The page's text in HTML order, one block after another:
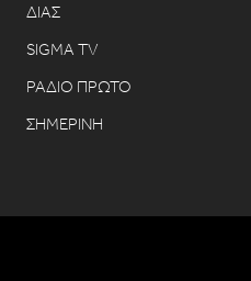
ΔΙΑΣ
SIGMA TV
ΡΑΔΙΟ ΠΡΩΤΟ
ΣΗΜΕΡΙΝΗ